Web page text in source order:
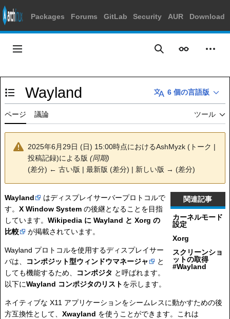
Packages Forums GitLab Security AUR Download
に
ス
キ
ッ
プ
メインメニュー 検索 表示 個人
目次の表示・非表示を切り替え
Wayland 6 個の言語版
ページ 議論 ツール
2025年6月29日 (日) 15:00時点におけるAshMyzk ( トーク |
投稿記録)による版 (同期)
(差分) ← 古い版 | 最新版 (差分) | 新しい版 → (差分)
関連記事
カーネルモード
設定
Xorg
スクリーンショ
ットの取得
#Wayland
Wayland
はディスプレイサーバープロトコルで
す。 X Window System の後継となることを目指
しています。 Wikipedia に Wayland と Xorg の
比較
が掲載されています。
Wayland プロトコルを使用するディスプレイサー
バは、
コンポジット型ウィンドウマネージャ
と
しても機能するため、
コンポジタ と呼ばれます。
以下にWayland コンポジタのリストを示します。
ネイティブな X11 アプリケーションをシームレスに動かすための後
方互換性として、 Xwayland を使うことができます。これは